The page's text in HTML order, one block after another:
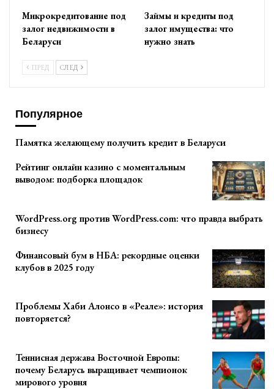
Микрокредитование под
залог недвижимости в
Беларуси
Займы и кредиты под
залог имущества: что
нужно знать
ПРЕД СЛЕД
Популярное
Памятка желающему получить кредит в Беларуси
Рейтинг онлайн казино с моментальным
выводом: подборка площадок
WordPress.org против WordPress.com: что правда выбрать
бизнесу
Финансовый бум в НБА: рекордные оценки
клубов в 2025 году
Проблемы Хаби Алонсо в «Реале»: история
повторяется?
Теннисная держава Восточной Европы:
почему Беларусь выращивает чемпионок
мирового уровня